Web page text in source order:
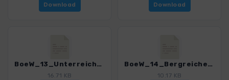
Download
Download
BoeW_13_Unterreichenstein.gpx
16.71 KB
BoeW_14_Bergreichenstein.gpx
10.17 KB